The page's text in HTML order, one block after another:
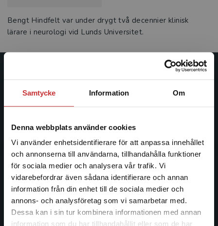
Samtycke Information Om
Denna webbplats använder cookies
Vi använder enhetsidentifierare för att anpassa innehållet
och annonserna till användarna, tillhandahålla funktioner
för sociala medier och analysera vår trafik. Vi
vidarebefordrar även sådana identifierare och annan
information från din enhet till de sociala medier och
annons- och analysföretag som vi samarbetar med.
Dessa kan i sin tur kombinera informationen med annan
information som du har tillhandahållit eller som de har
Begränsad fraktregion
Bengt Hindfelt var under drygt två decennier klinisk
lärare i neurologi vid Lunds Universitet.
Studentlitteratur
Studentlitteratur grundades 1963 och är idag Sveriges
facklitteratur, utbildningar och digitala
informationstjänster i utbudet, finns Studentlitteratur med
längs hela kunskapsresan.
Kontakta oss
Kontakta oss
046-31 20 00